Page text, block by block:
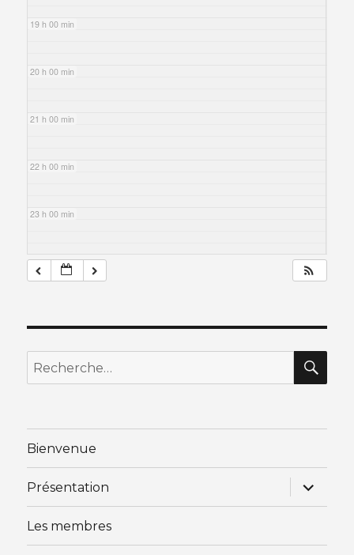
19 h 00 min
20 h 00 min
21 h 00 min
22 h 00 min
23 h 00 min
Recherche
pour
Bienvenue
Présentation
ouvrir
le
sous-
Les membres